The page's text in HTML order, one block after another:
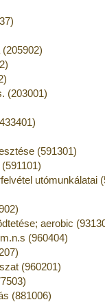
(203001)
(591301)
utómunkálatai
aerobic
(960404)
(960201)
(881006)